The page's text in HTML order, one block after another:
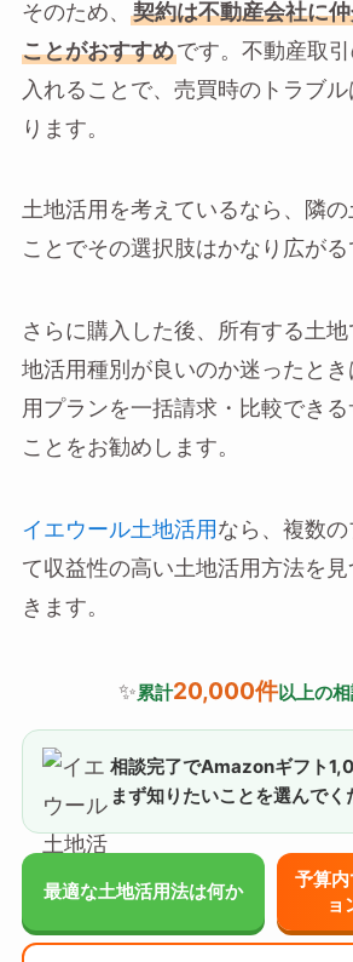
そのため、
契約は不動産会社に
ことがおすすめです。不動産取
入れることで、売買時のトラブ
ります。
土地活用を考えているなら、隣
ことでその選択肢はかなり広がる
さらに購入した後、所有する土
地活用種別が良いのか迷ったと
用プランを一括請求・比較できる
ことをお勧めします。
イエウール土地活用 なら、複数
て収益性の高い土地活用方法を
きます。
✨累計20,000件以上の
相談完了でAmazonギフト
まず知りたいことを選んでく
最適な土地活用法は何か
予算
ョ